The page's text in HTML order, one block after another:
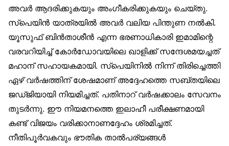
അവർ ആദരിക്കുകയും അംഗീകരിക്കുകയും ചെയ്തു.
സ്‌പെയിൻ യാത്രയിൽ അവർ വലിയ പിന്തുണ നൽകി.
യൂസുഫ് ബിൻതാശീൻ എന്ന ഭരണാധികാരി ഇമാമിന്റെ
വരവറിയിച്ച് കോർഡോവയിലെ ഖാളിക്ക് സന്ദേശമയച്ചത്
മഹാന് സഹായകമായി. സ്‌പെയിനിൽ നിന്ന് തിരിച്ചെത്തി
ഏഴ് വർഷത്തിന് ശേഷമാണ് അദ്ദേഹത്തെ സബ്തയിലെ
ജഡ്ജിയായി നിയമിച്ചത്. പതിനാറ് വർഷക്കാലം സേവനം
തുടർന്നു. ഈ നിയമനത്തെ ഇലാഹീ പരീക്ഷണമായി
കണ്ട് വിജയം വരിക്കാനാണദ്ദേഹം ശ്രമിച്ചത്.
നീതിപൂർവകവും ഭൗതിക താൽപര്യങ്ങൾ